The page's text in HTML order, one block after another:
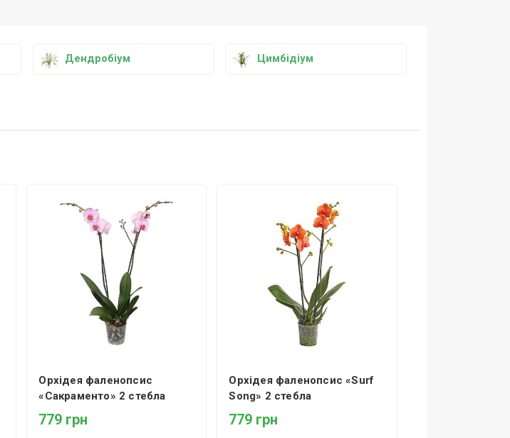
Дендробіум Цимбідіум
Орхідея фаленопсис
«Сакраменто» 2 стебла
779 грн
Орхідея фаленопсис «Surf
Song» 2 стебла
779 грн